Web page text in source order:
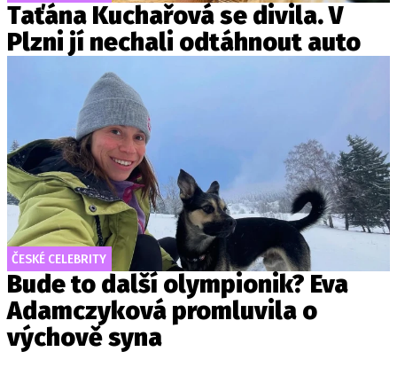
Taťána Kuchařová se divila. V
Plzni jí nechali odtáhnout auto
ČESKÉ CELEBRITY
Bude to další olympionik? Eva
Adamczyková promluvila o
výchově syna